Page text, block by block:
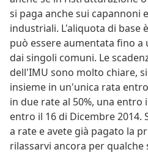
si paga anche sui capannoni
industriali. L'aliquota di base
può essere aumentata fino a
dai singoli comuni. Le
dell'IMU sono molto chiare,
insieme in un'unica rata
in due rate al 50%, una entro
entro il 16 di Dicembre 2014.
a rate e avete già pagato la
rilassarvi ancora per qualche